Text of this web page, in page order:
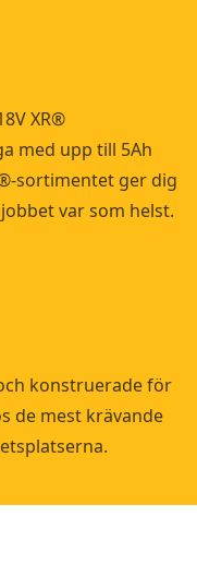
XR®
med upp till 5Ah
sortimentet ger dig
var som helst.
konstruerade för
de mest krävande